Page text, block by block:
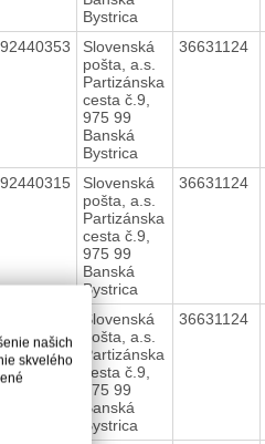
Bystrica
Slovenská
pošta, a.s.
Partizánska
cesta č.9,
975 99
Banská
Bystrica
36631124
Slovenská
pošta, a.s.
Partizánska
cesta č.9,
975 99
Banská
Bystrica
36631124
Slovenská
pošta, a.s.
Partizánska
cesta č.9,
975 99
Banská
Bystrica
36631124
našich
skvelého